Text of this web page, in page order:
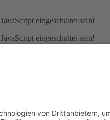
eingeschaltet sein!
eingeschaltet sein!